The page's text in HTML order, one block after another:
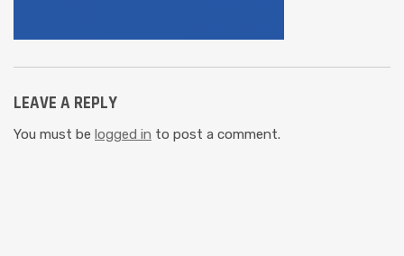
LEAVE A REPLY
You must be logged in to post a comment.